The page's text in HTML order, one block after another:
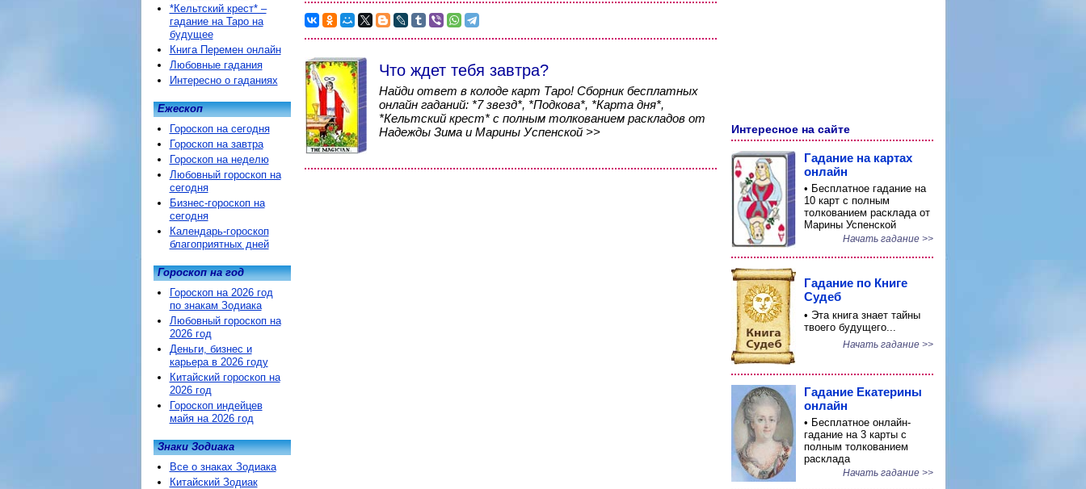
Что ждет тебя завтра?
Найди ответ в колоде карт Таро! Сборник бесплатных
онлайн гаданий: *7 звезд*, *Подкова*, *Карта дня*,
*Кельтский крест* с полным толкованием раскладов от
Надежды Зима и Марины Успенской >>
*Кельтский крест* –
гадание на Таро на
будущее
Книга Перемен онлайн
Любовные гадания
Интересно о гаданиях
Ежескоп
Гороскоп на сегодня
Гороскоп на завтра
Гороскоп на неделю
Любовный гороскоп на
сегодня
Бизнес-гороскоп на
сегодня
Календарь-гороскоп
благоприятных дней
Гороскоп на год
Гороскоп на 2026 год
по знакам Зодиака
Любовный гороскоп на
2026 год
Деньги, бизнес и
карьера в 2026 году
Китайский гороскоп на
2026 год
Гороскоп индейцев
майя на 2026 год
Знаки Зодиака
Все о знаках Зодиака
Китайский Зодиак
Интересное на сайте
Гадание на картах
онлайн
• Бесплатное гадание на
10 карт с полным
толкованием расклада от
Марины Успенской
Начать гадание >>
Гадание по Книге
Судеб
• Эта книга знает тайны
твоего будущего...
Начать гадание >>
Гадание Екатерины
онлайн
• Бесплатное онлайн-
гадание на 3 карты с
полным толкованием
расклада
Начать гадание >>